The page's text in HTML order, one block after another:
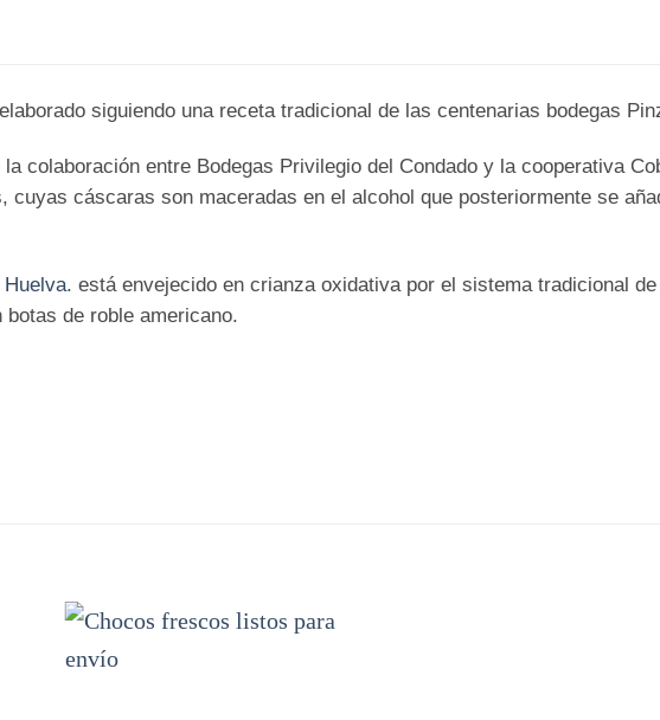
siguiendo una receta tradicional de las centenarias bodegas
colaboración entre Bodegas Privilegio del Condado y la cooperativa
cuyas cáscaras son maceradas en el alcohol que posteriormente se
Huelva. está envejecido en crianza oxidativa por el sistema tradicional
de roble americano.